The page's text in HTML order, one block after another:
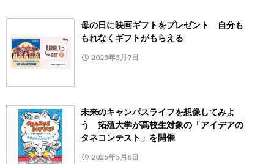
母の日に映画ギフトをプレゼント 自分も
もれなくギフトがもらえる
2025年5月7日
未来のキャンパスライフを想像してみよ
う 拓殖大学が高校生対象の「アイデアの
タネコンテスト」を開催
2025年5月8日